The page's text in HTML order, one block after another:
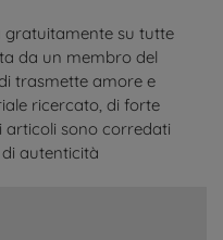
gratuitamente su tutte
da un membro del
trasmette amore e
ricercato, di forte
articoli sono corredati
autenticità